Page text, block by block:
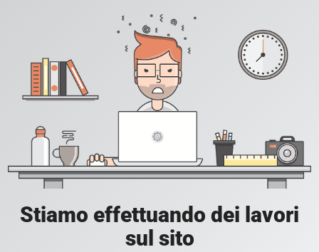
Stiamo effettuando dei lavori
sul sito